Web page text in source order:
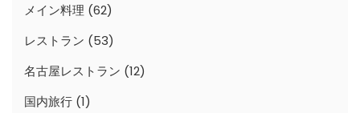
メイン料理 (62)
レストラン (53)
名古屋レストラン (12)
国内旅行 (1)